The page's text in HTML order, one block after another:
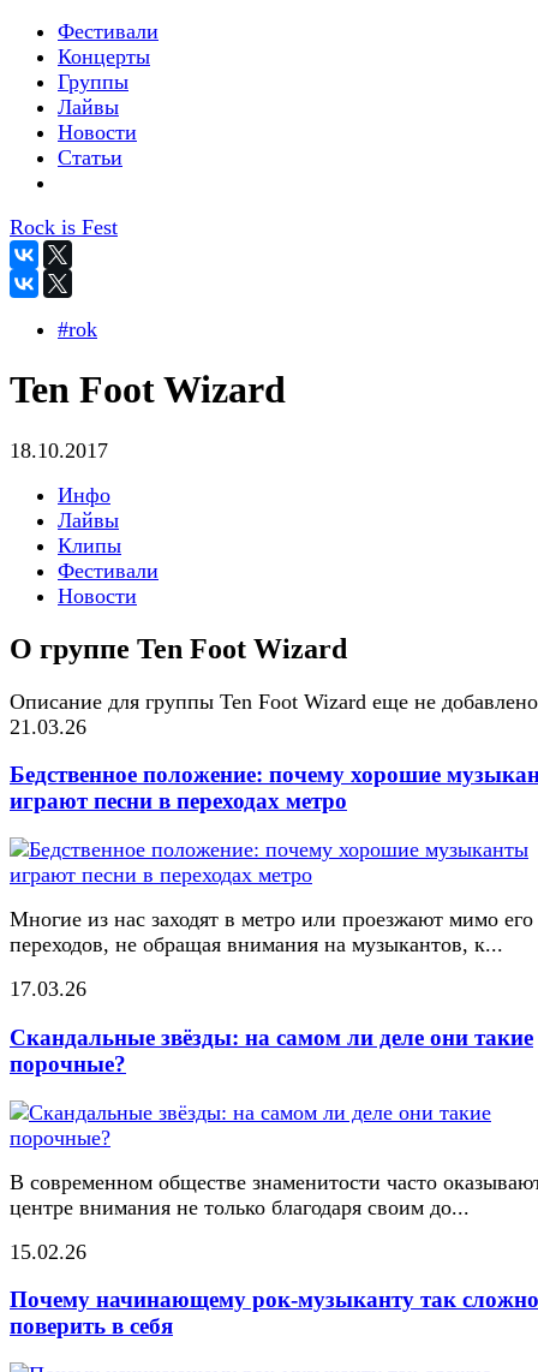
Фестивали
Концерты
Группы
Лайвы
Новости
Статьи
Rock is Fest
#rok
Ten Foot Wizard
18.10.2017
Инфо
Лайвы
Клипы
Фестивали
Новости
О группе Ten Foot Wizard
Описание для группы Ten Foot Wizard еще не добавлено
21.03.26
Бедственное положение: почему хорошие
играют песни в переходах метро
Многие из нас заходят в метро или проезжают мимо его
переходов, не обращая внимания на музыкантов, к...
17.03.26
Скандальные звёзды: на самом ли деле они такие
порочные?
В современном обществе знаменитости часто
центре внимания не только благодаря своим до...
15.02.26
Почему начинающему рок-музыканту так сложно
поверить в себя